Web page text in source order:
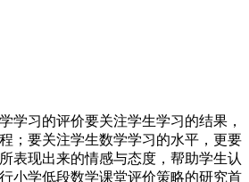
学习的评价要关注学生学习的结果，
；要关注学生数学学习的水平，更要
表现出来的情感与态度，帮助学生认
小学低段数学课堂评价策略的研究首